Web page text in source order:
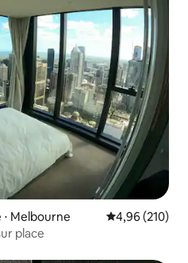
Melbourne Évaluation
4,96 (210)
place